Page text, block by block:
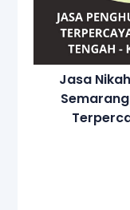
Jasa